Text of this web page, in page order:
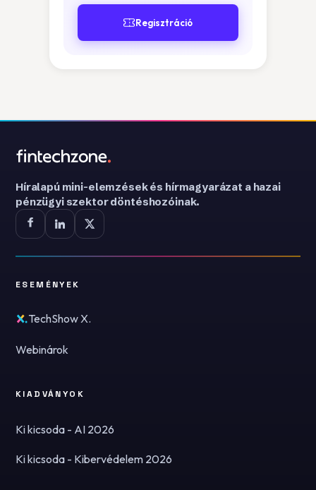
Regisztráció
Híralapú mini-elemzések és hírmagyarázat a hazai
pénzügyi szektor döntéshozóinak.
ESEMÉNYEK
TechShow X.
Webinárok
KIADVÁNYOK
Ki kicsoda - AI 2026
Ki kicsoda - Kibervédelem 2026